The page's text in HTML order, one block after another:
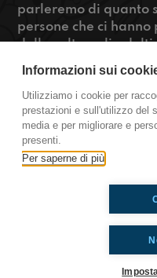
parleremo di quanto
persone che ci
delle volte agli adulti
ascolto!
https://
Navile
Ti è piaciuto?
Informazioni sui
Utilizziamo i cookie per
prestazioni e sull'utilizzo del
media e per migliorare e
presenti.
Per saperne di più